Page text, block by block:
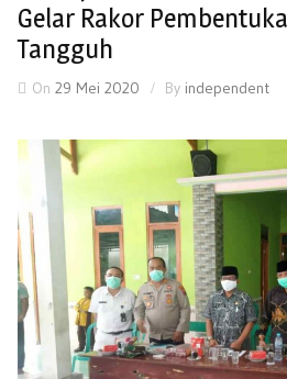
Gelar Rakor
Tangguh
On 29 Mei 2020 By independent